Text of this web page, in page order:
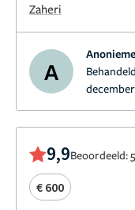
Vanaf het eerste
echt de tijd om
daarnaast heel
beste bij jouw
vertrouwen.
Wat mij vooral
Zaheri
A
9,9Beoordeeld:
€ 600